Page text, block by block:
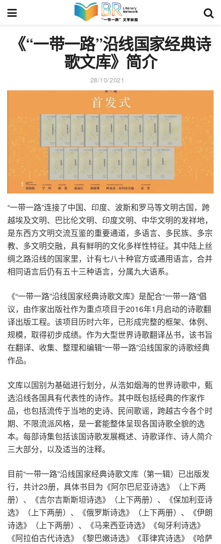
《“一带一路”沿线国家经典诗
歌文库》简介
28/10/2021
“一带一路”连接了中国、印度、波斯和罗马等文明古国，跨
越埃及文明、巴比伦文明、印度文明、中华文明的发祥地，
是东西方文明交流互鉴的重要通道，多语言、多民族、多宗
教、多文明交融，具有鲜明的文化多样性特征。其中陆上丝
绸之路沿线的国家里，计有七八十种官方或通用语言，合并
相同语言后仍有五十三种语言，分属九大语系。
《“一带一路”沿线国家经典诗歌文库》是配合“一带一路”倡
议，由作家出版社作为重点项目于2016年1月启动的诗歌翻
译出版工程。该项目历时六年，已形成完整的框架、体例、
规模，取得初步成绩。作为大型世界诗歌翻译丛书，该书旨
在翻译、收集、整理和编辑“一带一路”沿线国家的诗歌经典
作品。
文库以国别为基础进行划分，从浩如烟海的世界诗歌中，甄
选沿线各国具有代表性的诗作。其中既包括经典的作家作
品，也包括流传于当地的史诗、民间歌谣，跨越古今各个时
期、不限流派风格，是一套能整体呈现各国诗歌全貌的选
本。每部诗集包括该国诗歌发展概述、诗歌译作、诗人简介
三大部分，以及适当的注释。
目前“一带一路”沿线国家经典诗歌文库（第一辑）已出版发
行，共计23册，具体书目为《阿尔巴尼亚诗选》（上下两
册）、《吉尔吉斯斯坦诗选》（上下两册）、《保加利亚诗
选》（上下两册）、《俄罗斯诗选》（上下两册）、《伊朗
诗选》（上下两册）、《马来西亚诗选》《匈牙利诗选》
《阿拉伯古代诗选》《黎巴嫩诗选》《菲律宾诗选》《哈萨